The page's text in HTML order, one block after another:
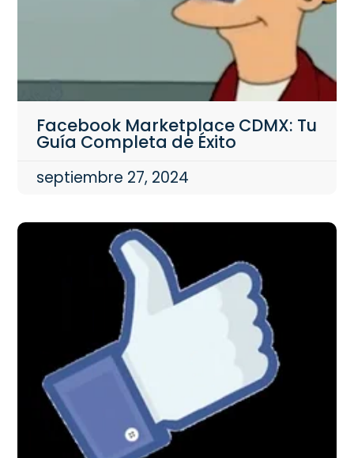
Facebook Marketplace CDMX: Tu
Guía Completa de Éxito
septiembre 27, 2024